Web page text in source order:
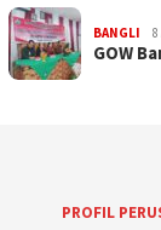
BANGLI
GOW
PROFIL